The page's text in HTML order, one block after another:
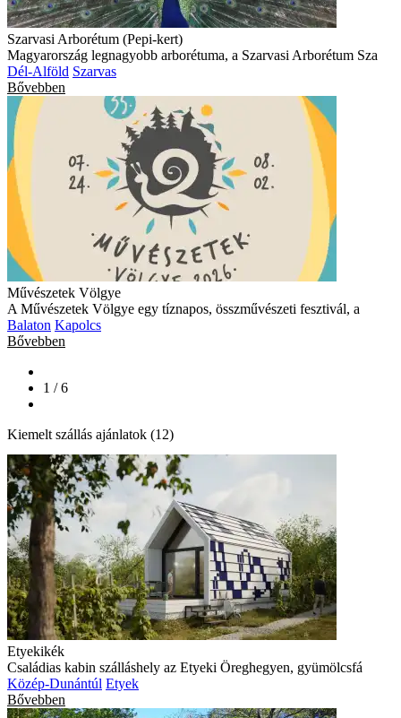
Szarvasi Arborétum (Pepi-kert)
Magyarország legnagyobb arborétuma, a Szarvasi Arborétum Sza
Dél-Alföld Szarvas
Bővebben
Művészetek Völgye
A Művészetek Völgye egy tíznapos, összművészeti fesztivál, a
Balaton Kapolcs
Bővebben
1 / 6
Kiemelt szállás ajánlatok (12)
Etyekikék
Családias kabin szálláshely az Etyeki Öreghegyen, gyümölcsfá
Közép-Dunántúl Etyek
Bővebben